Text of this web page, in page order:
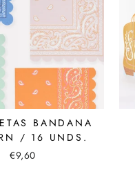
BANDANA
/ 16 UNDS.
€9,60